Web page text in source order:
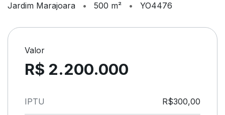
Jardim Marajoara • 500 m² • YO4476
Valor
R$ 2.200.000
IPTU R$300,00